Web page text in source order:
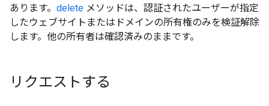
あります。 delete メソッドは、認証されたユーザーが指定
したウェブサイトまたはドメインの所有権のみを検証解除
します。他の所有者は確認済みのままです。
リクエストする